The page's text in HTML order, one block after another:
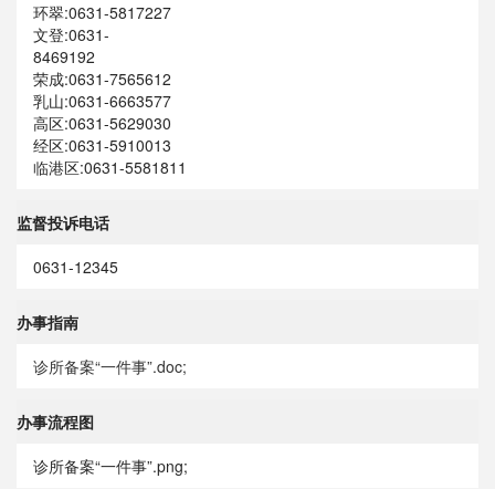
环翠:0631-5817227
文登:0631-
8469192
荣成:0631-7565612
乳山:0631-6663577
高区:0631-5629030
经区:0631-5910013
临港区:0631-5581811
监督投诉电话
0631-12345
办事指南
诊所备案“一件事”.doc;
办事流程图
诊所备案“一件事”.png;